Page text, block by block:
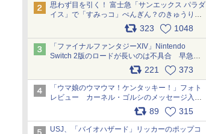
思わず目を引く！ 富士急「サンエックス パラダ
イス」で「すみっコ」ぺんぎん？のきゅうりド
ッグを食べてみた イラストそのままのメニュ
ー化に挑戦。これが意外にもおいしい
pic.x.com/Kgl04hZaeg
323 1048
「ファイナルファンタジーXIV」Nintendo
Switch 2版のロードが長いのは不具合 早急に
アップデートできるよう対応中221 373
「ウマ娘のウマウマ！ケンタッキー！」フォト
レビュー カーネル・ゴルシのメッセージ入り
パッケージや描き下ろしトレカなどが登場
89 315
USJ、「バイオハザード」リッカーのポップコ